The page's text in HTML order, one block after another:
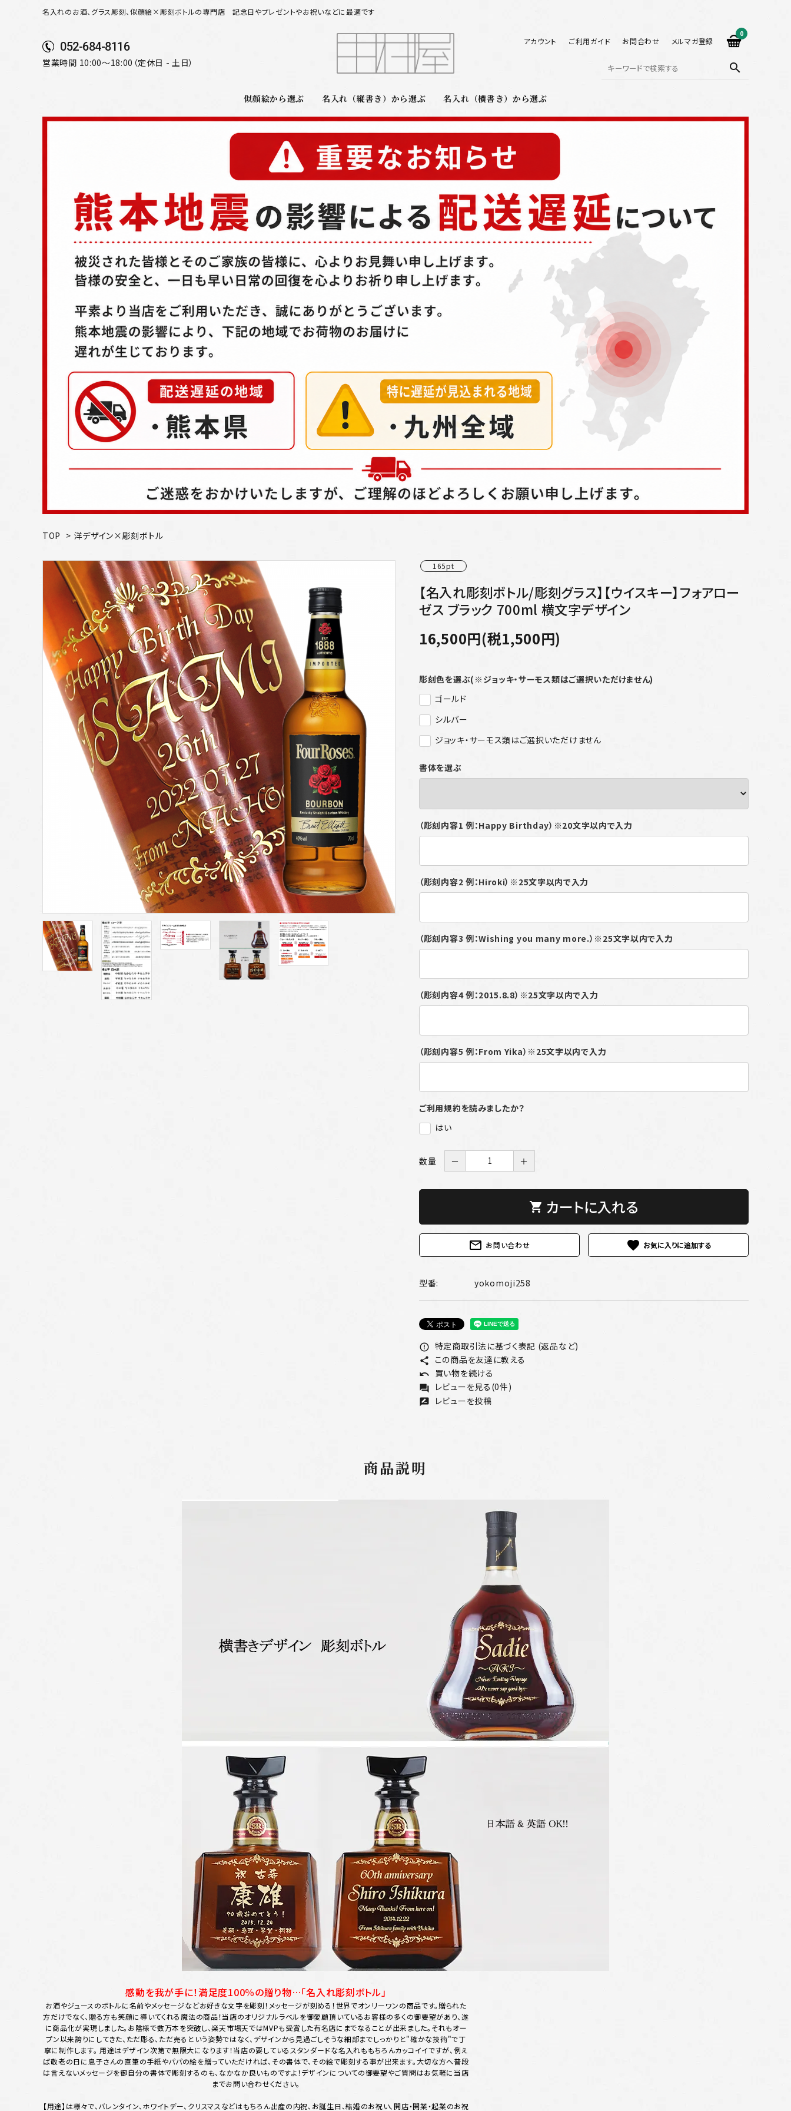
名入れのお酒、グラス彫刻、似顔絵×彫刻ボトルの専門店 記念日やプレゼントやお祝いなどに最適です
052-684-8116
営業時間 10:00～18:00（定休日 - 土日）
アカウント ご利用ガイド お問合わせ メルマガ登録
0
search
似顔絵から選ぶ 名入れ（縦書き）から選ぶ 名入れ（横書き）から選ぶ
名入れ（縦書き）から選ぶ
名入れ（横書き）から選ぶ
プライバシーポリシー
特定商取引法について
TOP > 洋デザイン×彫刻ボトル
165pt
【名入れ彫刻ボトル/彫刻グラス】【ウイスキー】フォアロー
ゼス ブラック 700ml 横文字デザイン
16,500円(税1,500円)
彫刻色を選ぶ(※ジョッキ・サーモス類はご選択いただけません)
ゴールド
シルバー
ジョッキ・サーモス類はご選択いただけません
書体を選ぶ
（彫刻内容1 例：Happy Birthday）※20文字以内で入力
（彫刻内容2 例：Hiroki）※25文字以内で入力
（彫刻内容3 例：Wishing you many more.）※25文字以内で入力
（彫刻内容4 例：2015.8.8）※25文字以内で入力
（彫刻内容5 例：From Yika）※25文字以内で入力
ご利用規約を読みましたか？
はい
数量 － ＋
shopping_cart カートに入れる
mail_outline お問い合わせ favorite
型番: yokomoji258
error_outline 特定商取引法に基づく表記 (返品など)
share この商品を友達に教える
undo 買い物を続ける
forum レビューを見る(0件)
rate_review レビューを投稿
商品説明
感動を我が手に！満足度100％の贈り物…「名入れ彫刻ボトル」
お酒やジュースのボトルに名前やメッセージなどお好きな文字を彫刻！メッセージが刻める！世界でオンリーワンの商品です。贈られた
方だけでなく、贈る方も笑顔に導いてくれる魔法の商品！当店のオリジナルラベルを御愛顧頂いているお客様の多くの御要望があり、遂
に商品化が実現しました。お陰様で数万本を突破し、楽天市場天ではMVPも受賞した有名店にまでなることが出来ました。それもオー
プン以来誇りにしてきた、ただ彫る、ただ売るという姿勢ではなく、デザインから見過ごしそうな細部までしっかりと"確かな技術"で丁
寧に制作します。 用途はデザイン次第で無限大になります！当店の要しているスタンダードな名入れももちろんカッコイイですが、例え
ば敬老の日に息子さんの直筆の手紙やパパの絵を贈っていただければ、その書体で、その絵で彫刻する事が出来ます。大切な方へ普段
は言えないメッセージを御自分の書体で彫刻するのも、なかなか良いものですよ！デザインについての御要望やご質問はお気軽に当店
までお問い合わせください。
【用途】は様々で、バレンタイン、ホワイトデー、クリスマスなどはもちろん出産の内祝、お誕生日、結婚のお祝い、開店・開業・起業のお祝